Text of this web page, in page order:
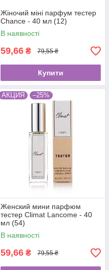
Жіночий міні парфум тестер
Chance - 40 мл (12)
В наявності
59,66 ₴ 79,55 ₴
Купити
АКЦИЯ –25%
Женский мини парфюм
тестер Climat Lancome - 40
мл (54)
В наявності
59,66 ₴ 79,55 ₴